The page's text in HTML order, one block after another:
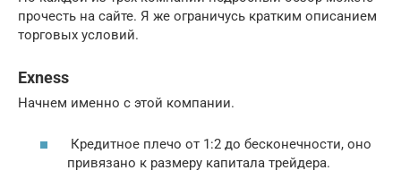
прочесть на сайте. Я же ограничусь кратким описанием
торговых условий.
Exness
Начнем именно с этой компании.
Кредитное плечо от 1:2 до бесконечности, оно
привязано к размеру капитала трейдера.